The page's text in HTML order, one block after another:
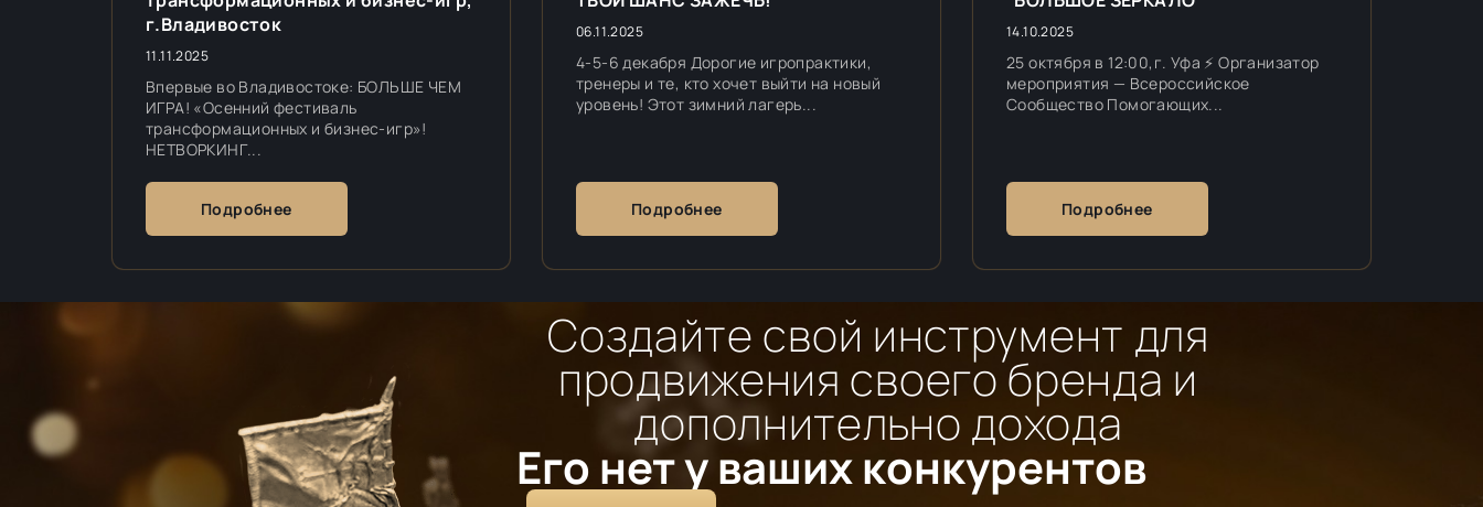
г.Владивосток
11.11.2025
Впервые во Владивостоке: БОЛЬШЕ ЧЕМ
ИГРА! «Осенний фестиваль
трансформационных и бизнес-игр»!
НЕТВОРКИНГ...
Подробнее
06.11.2025
4-5-6 декабря Дорогие игропрактики,
тренеры и те, кто хочет выйти на новый
уровень! Этот зимний лагерь...
Подробнее
14.10.2025
25 октября в 12:00,г. Уфа ⚡️ Организатор
мероприятия — Всероссийское
Сообщество Помогающих...
Подробнее
Создайте свой инструмент для
продвижения своего бренда и
дополнительно дохода
Его нет у ваших конкурентов